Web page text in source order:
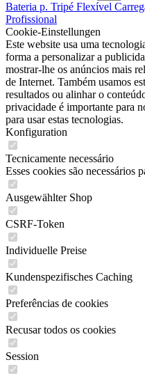
Bateria p. Tripé Flexível
Profissional
Cookie-Einstellungen
Este website usa uma
forma a personalizar a
mostrar-lhe os anúncios mais
de Internet. Também usamos
resultados ou alinhar o
privacidade é importante para
para usar estas tecnologias.
Konfiguration
Tecnicamente necessário
Esses cookies são necessários
Ausgewählter Shop
CSRF-Token
Individuelle Preise
Kundenspezifisches Caching
Preferências de cookies
Recusar todos os cookies
Session